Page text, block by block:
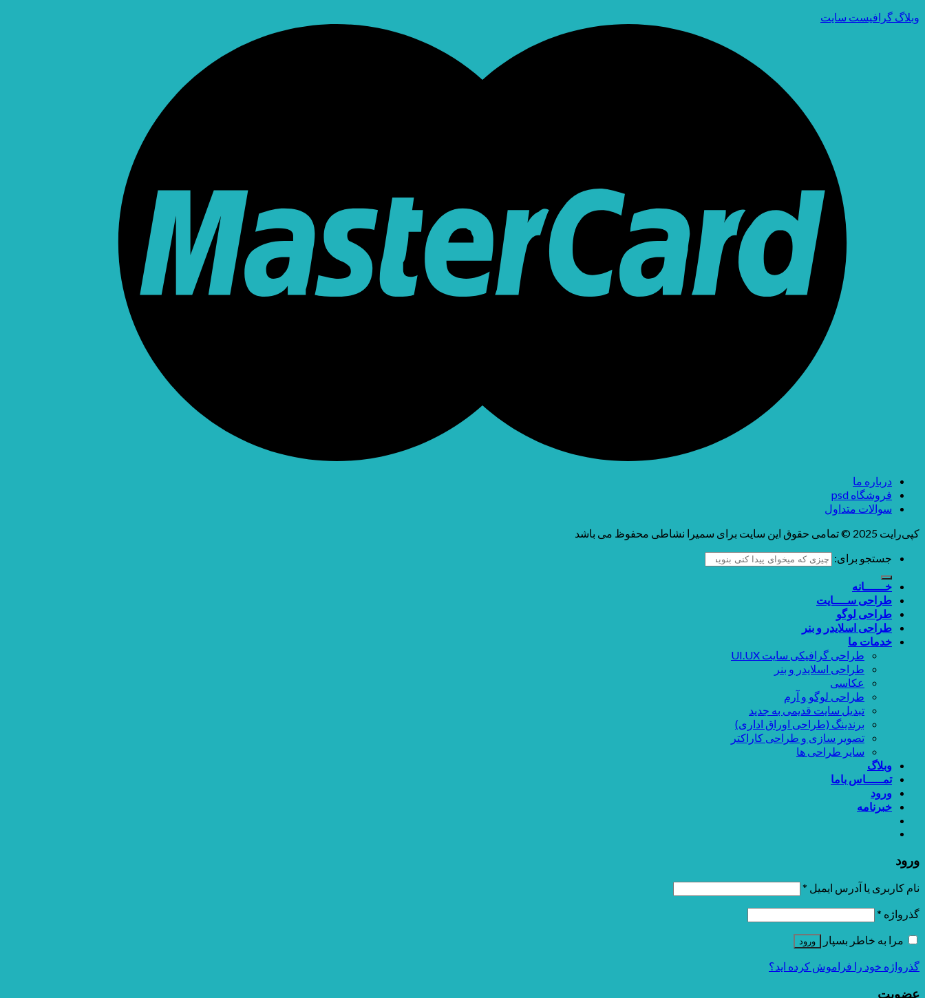
وبلاگ گرافیست سایت
درباره ما
فروشگاه psd
سوالات متداول
کپی‌رایت 2025 © تمامی حقوق این سایت برای سمیرا نشاطی محفوظ می باشد
جستجو برای:
خــــــانه
طراحی ســــایت
طراحی لوگو
طراحی اسلایدر و بنر
خدمات ما
طراحی گرافیکی سایت UI.UX
طراحی اسلایدر و بنر
عکاسی
طراحی لوگو و آرم
تبدیل سایت قدیمی به جدید
برندینگ (طراحی اوراق اداری)
تصویر سازی و طراحی کاراکتر
سایر طراحی ها
وبلاگ
تمـــــاس باما
ورود
خبرنامه
ورود
نام کاربری یا آدرس ایمیل *
گذرواژه *
مرا به خاطر بسپار
ورود
گذرواژه خود را فراموش کرده اید؟
عضویت